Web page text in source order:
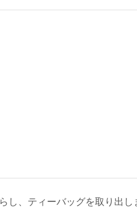
、ティーバッグを取り出し